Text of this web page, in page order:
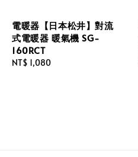
電暖器【日本松井】對流
式電暖器 暖氣機 SG-
160RCT
Regular
NT$ 1,080